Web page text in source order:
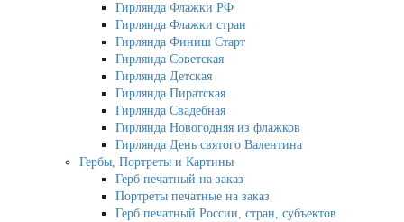
Гирлянда Флажки РФ
Гирлянда Флажки стран
Гирлянда Финиш Старт
Гирлянда Советская
Гирлянда Детская
Гирлянда Пиратская
Гирлянда Свадебная
Гирлянда Новогодняя из флажков
Гирлянда День святого Валентина
Гербы, Портреты и Картины
Герб печатный на заказ
Портреты печатные на заказ
Герб печатный России, стран, субъектов